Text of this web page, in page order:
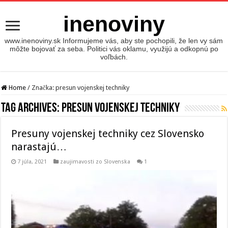
inenoviny
www.inenoviny.sk Informujeme vás, aby ste pochopili, že len vy sám
môžte bojovať za seba. Politici vás oklamu, využijú a odkopnú po
voľbách.
Home / Značka:presun vojenskej techniky
Tag Archives: presun vojenskej techniky
Presuny vojenskej techniky cez Slovensko
narastajú…
7 júla, 2021 zaujimavosti zo Slovenska 1